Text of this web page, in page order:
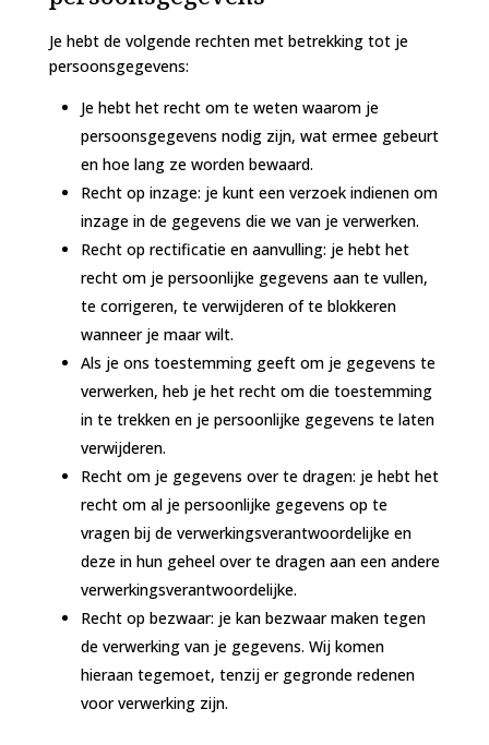
Je hebt de volgende rechten met betrekking tot je
persoonsgegevens:
Je hebt het recht om te weten waarom je
persoonsgegevens nodig zijn, wat ermee gebeurt
en hoe lang ze worden bewaard.
Recht op inzage: je kunt een verzoek indienen om
inzage in de gegevens die we van je verwerken.
Recht op rectificatie en aanvulling: je hebt het
recht om je persoonlijke gegevens aan te vullen,
te corrigeren, te verwijderen of te blokkeren
wanneer je maar wilt.
Als je ons toestemming geeft om je gegevens te
verwerken, heb je het recht om die toestemming
in te trekken en je persoonlijke gegevens te laten
verwijderen.
Recht om je gegevens over te dragen: je hebt het
recht om al je persoonlijke gegevens op te
vragen bij de verwerkingsverantwoordelijke en
deze in hun geheel over te dragen aan een andere
verwerkingsverantwoordelijke.
Recht op bezwaar: je kan bezwaar maken tegen
de verwerking van je gegevens. Wij komen
hieraan tegemoet, tenzij er gegronde redenen
voor verwerking zijn.